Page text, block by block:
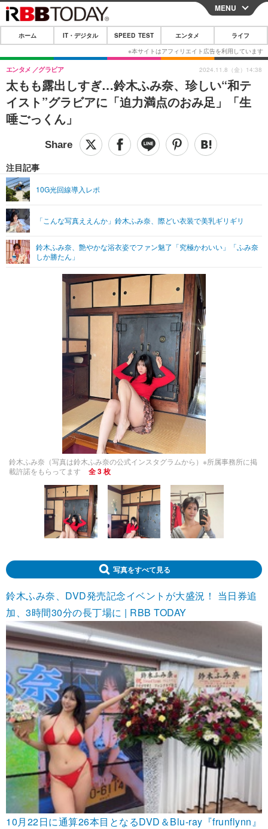
CLOSE
ホーム
IT・デジタル
IT・デジタルTOP スマートフォン
ネタ ガジェット・ツール
ショッピング その他
SPEED TEST
エンタメ
エンタメTOP 映画・ドラマ
音楽
ペット
リリース一覧
プッシュ通知の停止方法
MENU
ホーム IT・デジタル SPEED TEST エンタメ ライフ
太もも露出しすぎ…鈴木ふみ奈、珍しい“和テ
イスト”グラビアに「迫力満点のおみ足」「生
唾ごっくん」
エンタメ グラビア
注目記事
10G光回線導入レポ
「こんな写真ええんか」鈴木ふみ奈、際どい衣装で美乳ギリギリ
鈴木ふみ奈、艶やかな浴衣姿でファン魅了「究極かわいい」「ふみ奈
しか勝たん」
2024.11.8（金）14:38
鈴木ふみ奈（写真は鈴木ふみ奈の公式インスタグラムから）※所属事務所に掲
載許諾をもらってます
全 3 枚
写真をすべて見る
鈴木ふみ奈、DVD発売記念イベントが大盛況！ 当日券追
加、3時間30分の長丁場に | RBB TODAY
10月22日に通算26本目となるDVD＆Blu-ray『frunflynn』